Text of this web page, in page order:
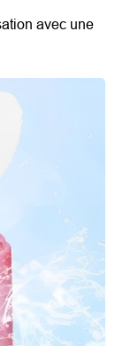
avec une